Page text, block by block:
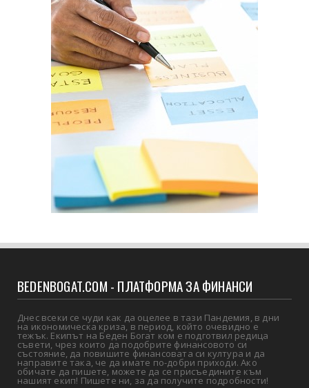
BEDENBOGAT.COM - ПЛАТФОРМА ЗА ФИНАНСИ
Днес всеки се чуди как да оцелее в тази Пандемия, в дни
на икономическа криза, в период, който очевидно е
тежък. Екипът на Беден Богат ком е подготвил редица
съвети, чрез които да подобрите финансовото си
състояние, да повишите финансовата си култура и да
направите така, че да имате по-добри приходи. Ако
обичате да пишете, можете да се присъедините към
нашият екип! Пишете ни, за да получите подробности!